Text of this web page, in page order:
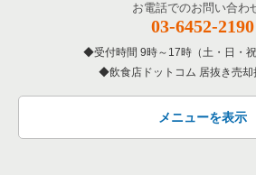
お電話でのお問い合わ
03-6452-2190
受付時間 9時～17時（土・日・祝
飲食店ドットコム 居抜き売却
メニューを表示